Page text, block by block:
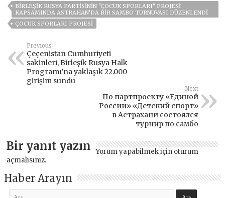
BIRLEŞIK RUSYA PARTISININ "ÇOCUK SPORLARI" PROJESI
KAPSAMINDA ASTRAHAN'DA BIR SAMBO TURNUVASI DÜZENLENDI
ÇOCUK SPORLARI PROJESI
Previous
Çeçenistan Cumhuriyeti
sakinleri, Birleşik Rusya Halk
Programı’na yaklaşık 22.000
girişim sundu
Next
По партпроекту «Единой
России» «Детский спорт»
в Астрахани состоялся
турнир по самбо
Bir yanıt yazın Yorum yapabilmek için oturum
açmalısınız.
Haber Arayın